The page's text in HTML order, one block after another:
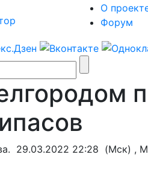
О
Форум
29.03.2022 22:28 (Мск) ,